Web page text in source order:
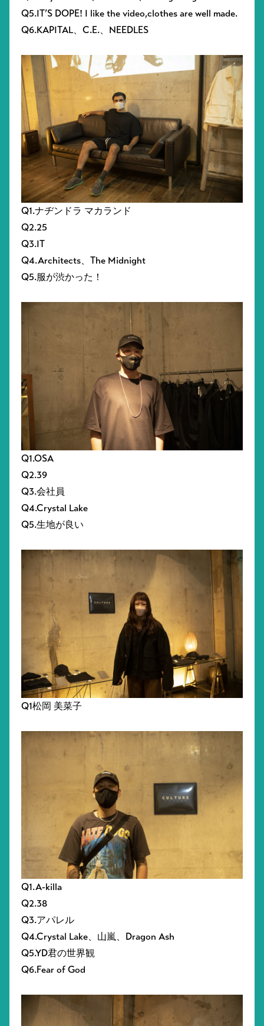
Q5.IT’S DOPE! I like the video,clothes are well made.
Q6.KAPITAL、C.E.、NEEDLES
Q1.ナヂンドラ マカランド
Q2.25
Q3.IT
Q4.Architects、The Midnight
Q5.服が渋かった！
Q1.OSA
Q2.39
Q3.会社員
Q4.Crystal Lake
Q5.生地が良い
Q1松岡 美菜子
Q1.A-killa
Q2.38
Q3.アパレル
Q4.Crystal Lake、山嵐、Dragon Ash
Q5.YD君の世界観
Q6.Fear of God